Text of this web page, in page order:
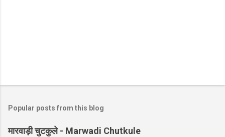
Popular posts from this blog
मारवाड़ी चुटकुले - Marwadi Chutkule